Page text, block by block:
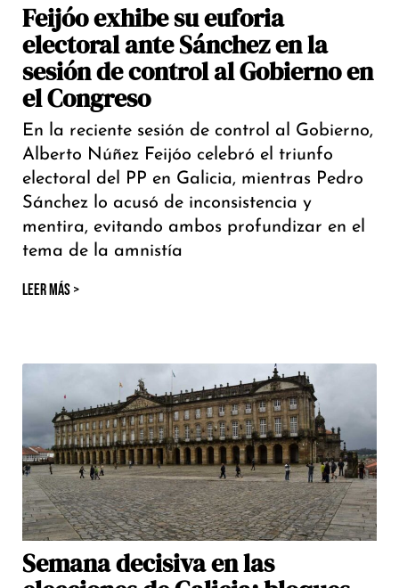
Feijóo exhibe su euforia
electoral ante Sánchez en la
sesión de control al Gobierno en
el Congreso
En la reciente sesión de control al Gobierno,
Alberto Núñez Feijóo celebró el triunfo
electoral del PP en Galicia, mientras Pedro
Sánchez lo acusó de inconsistencia y
mentira, evitando ambos profundizar en el
tema de la amnistía
LEER MÁS >
Semana decisiva en las